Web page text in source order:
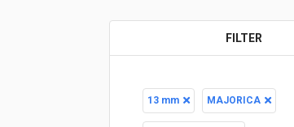
Loyalty Club
FILTER
13 mm MAJORICA